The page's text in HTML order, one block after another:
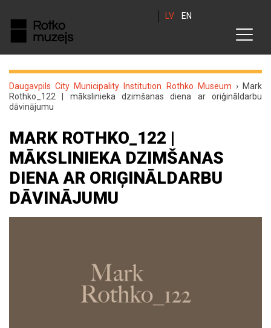
LV EN
Daugavpils City Municipality Institution Rothko Museum › Mark
Rothko_122 | mākslinieka dzimšanas diena ar oriģināldarbu
dāvinājumu
MARK ROTHKO_122 |
MĀKSLINIEKA DZIMŠANAS
DIENA AR ORIĢINĀLDARBU
DĀVINĀJUMU